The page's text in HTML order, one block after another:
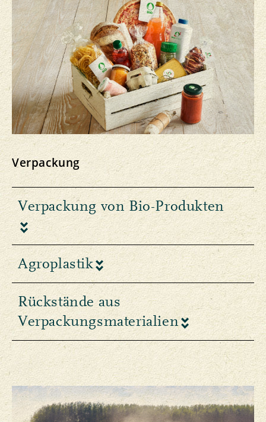
Verpackung
Verpackung von Bio-Produkten
Agroplastik
Rückstände aus
Verpackungsmaterialien